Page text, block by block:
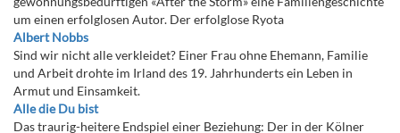
um einen erfolglosen Autor. Der erfolglose Ryota
Albert Nobbs
Sind wir nicht alle verkleidet? Einer Frau ohne Ehemann, Familie
und Arbeit drohte im Irland des 19. Jahrhunderts ein Leben in
Armut und Einsamkeit.
Alle die Du bist
Das traurig-heitere Endspiel einer Beziehung: Der in der Kölner